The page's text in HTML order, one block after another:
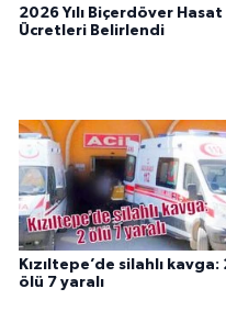
2026 Yılı Biçerdöver Hasat
Ücretleri Belirlendi
Kızıltepe’de silahlı kavga:
ölü 7 yaralı